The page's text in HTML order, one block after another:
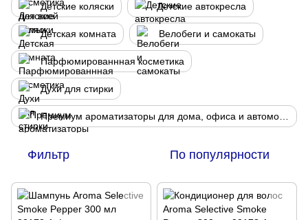
Детские коляски Детские автокресла
Детская комната Велобеги и самокаты
Парфюмированнная косметика
Духи для стирки
Фильтр По популярности